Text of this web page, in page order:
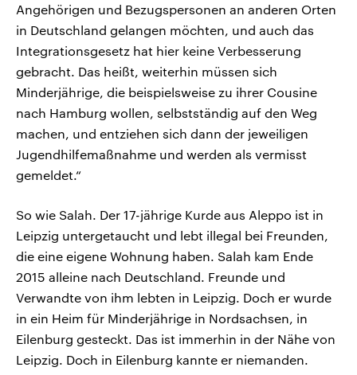
Angehörigen und Bezugspersonen an anderen Orten
in Deutschland gelangen möchten, und auch das
Integrationsgesetz hat hier keine Verbesserung
gebracht. Das heißt, weiterhin müssen sich
Minderjährige, die beispielsweise zu ihrer Cousine
nach Hamburg wollen, selbstständig auf den Weg
machen, und entziehen sich dann der jeweiligen
Jugendhilfemaßnahme und werden als vermisst
gemeldet.“
So wie Salah. Der 17-jährige Kurde aus Aleppo ist in
Leipzig untergetaucht und lebt illegal bei Freunden,
die eine eigene Wohnung haben. Salah kam Ende
2015 alleine nach Deutschland. Freunde und
Verwandte von ihm lebten in Leipzig. Doch er wurde
in ein Heim für Minderjährige in Nordsachsen, in
Eilenburg gesteckt. Das ist immerhin in der Nähe von
Leipzig. Doch in Eilenburg kannte er niemanden.